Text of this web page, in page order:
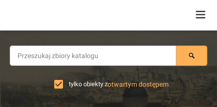
tylko obiekty zotwartym dostępem